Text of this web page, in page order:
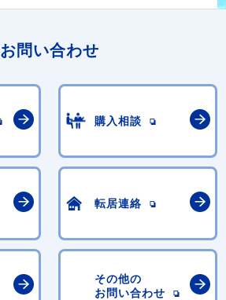
お問い合わせ
購入相談
転居連絡
その他の
お問い合わせ